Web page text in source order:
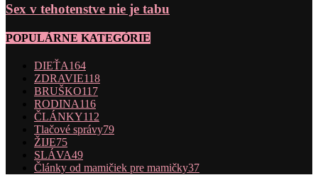
Sex v tehotenstve nie je tabu
POPULÁRNE KATEGÓRIE
DIEŤA164
ZDRAVIE118
BRUŠKO117
RODINA116
ČLÁNKY112
Tlačové správy79
ŽIJE75
SLÁVA49
Články od mamičiek pre mamičky37